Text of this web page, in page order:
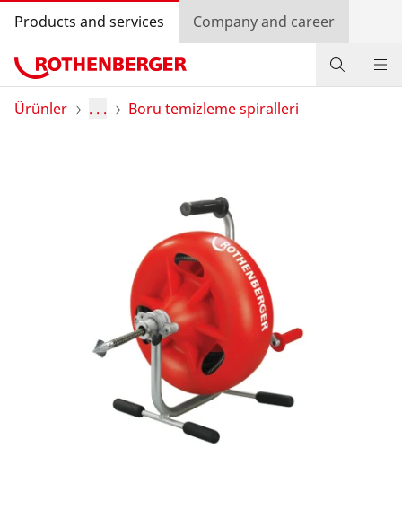
Products and services Company and career
Ürünler
Company and career
Ürünler . . . Boru temizleme spiralleri